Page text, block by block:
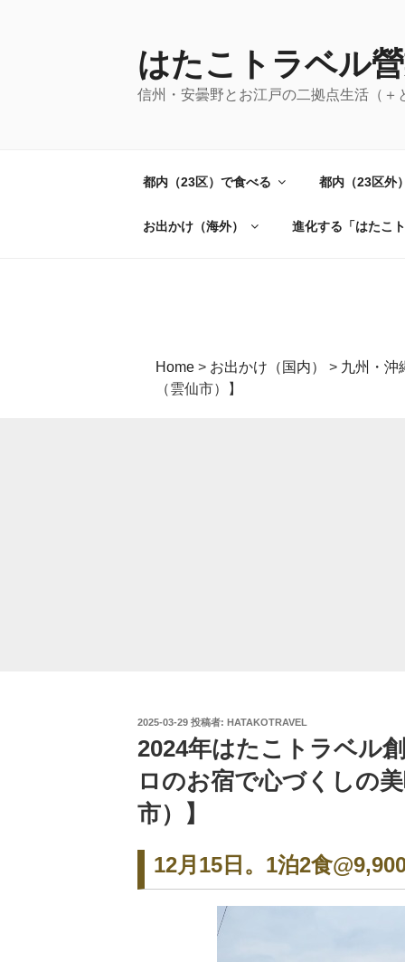
はたこトラベル
信州・安曇野とお江戸の二拠点生活（
都内（23区）で食べる 都内（23区外
お出かけ（海外） 進化する「はたこ
Home > お出かけ（国内） > 九州・沖
（雲仙市）】
投
日:
2025-03-29 投稿者: HATAKOTRAVEL
2024年はたこトラベル
ロのお宿で心づくしの
市）】
12月15日。1泊2食